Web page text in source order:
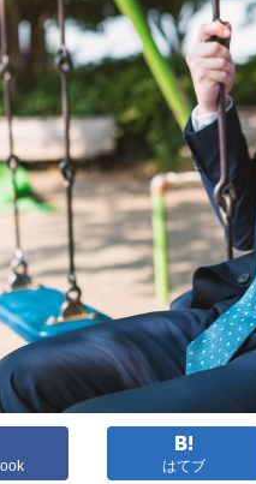
はてブ